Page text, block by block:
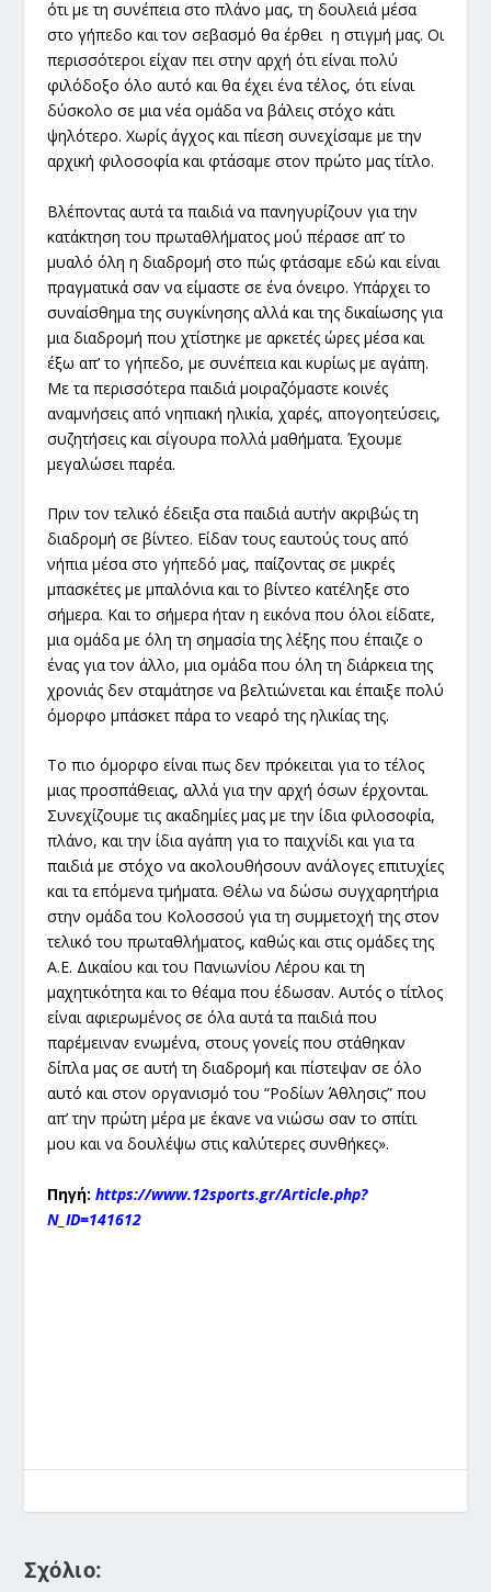
ότι με τη συνέπεια στο πλάνο μας, τη δουλειά μέσα
στο γήπεδο και τον σεβασμό θα έρθει η στιγμή μας. Οι
περισσότεροι είχαν πει στην αρχή ότι είναι πολύ
φιλόδοξο όλο αυτό και θα έχει ένα τέλος, ότι είναι
δύσκολο σε μια νέα ομάδα να βάλεις στόχο κάτι
ψηλότερο. Χωρίς άγχος και πίεση συνεχίσαμε με την
αρχική φιλοσοφία και φτάσαμε στον πρώτο μας τίτλο.
Βλέποντας αυτά τα παιδιά να πανηγυρίζουν για την
κατάκτηση του πρωταθλήματος μού πέρασε απ’ το
μυαλό όλη η διαδρομή στο πώς φτάσαμε εδώ και είναι
πραγματικά σαν να είμαστε σε ένα όνειρο. Υπάρχει το
συναίσθημα της συγκίνησης αλλά και της δικαίωσης για
μια διαδρομή που χτίστηκε με αρκετές ώρες μέσα και
έξω απ’ το γήπεδο, με συνέπεια και κυρίως με αγάπη.
Με τα περισσότερα παιδιά μοιραζόμαστε κοινές
αναμνήσεις από νηπιακή ηλικία, χαρές, απογοητεύσεις,
συζητήσεις και σίγουρα πολλά μαθήματα. Έχουμε
μεγαλώσει παρέα.
Πριν τον τελικό έδειξα στα παιδιά αυτήν ακριβώς τη
διαδρομή σε βίντεο. Είδαν τους εαυτούς τους από
νήπια μέσα στο γήπεδό μας, παίζοντας σε μικρές
μπασκέτες με μπαλόνια και το βίντεο κατέληξε στο
σήμερα. Και το σήμερα ήταν η εικόνα που όλοι είδατε,
μια ομάδα με όλη τη σημασία της λέξης που έπαιζε ο
ένας για τον άλλο, μια ομάδα που όλη τη διάρκεια της
χρονιάς δεν σταμάτησε να βελτιώνεται και έπαιξε πολύ
όμορφο μπάσκετ πάρα το νεαρό της ηλικίας της.
Το πιο όμορφο είναι πως δεν πρόκειται για το τέλος
μιας προσπάθειας, αλλά για την αρχή όσων έρχονται.
Συνεχίζουμε τις ακαδημίες μας με την ίδια φιλοσοφία,
πλάνο, και την ίδια αγάπη για το παιχνίδι και για τα
παιδιά με στόχο να ακολουθήσουν ανάλογες επιτυχίες
και τα επόμενα τμήματα. Θέλω να δώσω συγχαρητήρια
στην ομάδα του Κολοσσού για τη συμμετοχή της στον
τελικό του πρωταθλήματος, καθώς και στις ομάδες της
Α.Ε. Δικαίου και του Πανιωνίου Λέρου και τη
μαχητικότητα και το θέαμα που έδωσαν. Αυτός ο τίτλος
είναι αφιερωμένος σε όλα αυτά τα παιδιά που
παρέμειναν ενωμένα, στους γονείς που στάθηκαν
δίπλα μας σε αυτή τη διαδρομή και πίστεψαν σε όλο
αυτό και στον οργανισμό του “Ροδίων Άθλησις” που
απ’ την πρώτη μέρα με έκανε να νιώσω σαν το σπίτι
μου και να δουλέψω στις καλύτερες συνθήκες».
Πηγή: https://www.12sports.gr/Article.php?
N_ID=141612
Σχόλιο: